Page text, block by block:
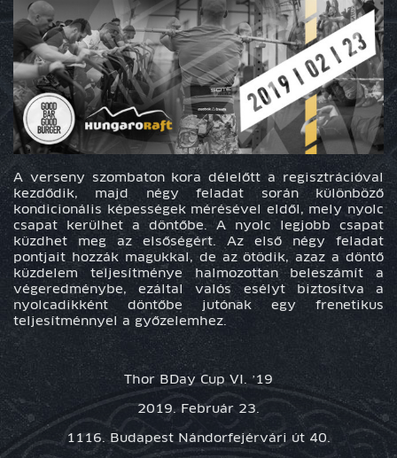
A verseny szombaton kora délelőtt a regisztrációval
kezdődik, majd négy feladat során különböző
kondicionális képességek mérésével eldől, mely nyolc
csapat kerülhet a döntőbe. A nyolc legjobb csapat
küzdhet meg az elsőségért. Az első négy feladat
pontjait hozzák magukkal, de az ötödik, azaz a döntő
küzdelem teljesítménye halmozottan beleszámít a
végeredménybe, ezáltal valós esélyt biztosítva a
nyolcadikként döntőbe jutónak egy frenetikus
teljesítménnyel a győzelemhez.
Thor BDay Cup VI. ’19
2019. Február 23.
1116. Budapest Nándorfejérvári út 40.